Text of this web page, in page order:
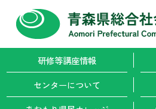
研修等講座情報
センターについて